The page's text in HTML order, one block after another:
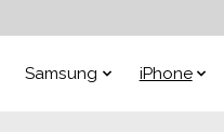
Samsung iPhone